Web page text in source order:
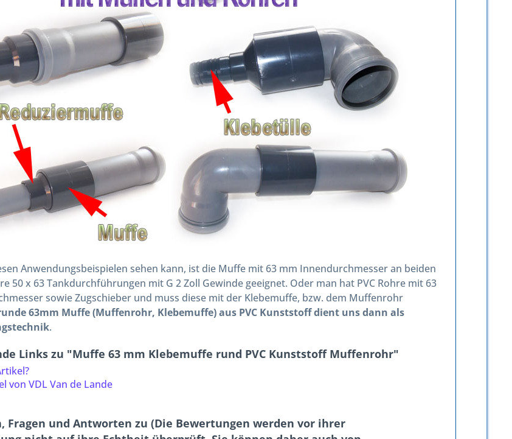
Anwendungsbeispielen sehen kann, ist die Muffe mit 63 mm Innendurchmesser an beiden
50 x 63 Tankdurchführungen mit G 2 Zoll Gewinde geeignet. Oder man hat PVC Rohre mit 63
sowie Zugschieber und muss diese mit der Klebemuffe, bzw. dem Muffenrohr
63mm Muffe (Muffenrohr, Klebemuffe) aus PVC Kunststoff dient uns dann als
.
Links zu "Muffe 63 mm Klebemuffe rund PVC Kunststoff Muffenrohr"
von VDL Van de Lande
Fragen und Antworten zu (Die Bewertungen werden vor ihrer